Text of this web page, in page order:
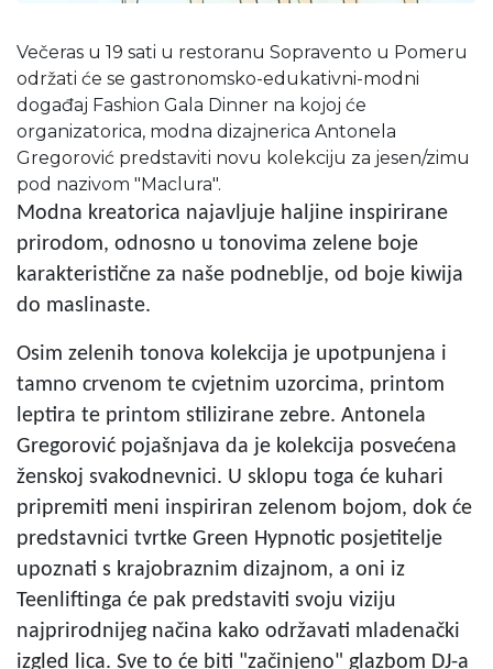
Večeras u 19 sati u restoranu Sopravento u Pomeru
održati će se gastronomsko-edukativni-modni
događaj Fashion Gala Dinner na kojoj će
organizatorica, modna dizajnerica Antonela
Gregorović predstaviti novu kolekciju za jesen/zimu
pod nazivom "Maclura".
Modna kreatorica najavljuje haljine inspirirane
prirodom, odnosno u tonovima zelene boje
karakteristične za naše podneblje, od boje kiwija
do maslinaste.
Osim zelenih tonova kolekcija je upotpunjena i
tamno crvenom te cvjetnim uzorcima, printom
leptira te printom stilizirane zebre. Antonela
Gregorović pojašnjava da je kolekcija posvećena
ženskoj svakodnevnici. U sklopu toga će kuhari
pripremiti meni inspiriran zelenom bojom, dok će
predstavnici tvrtke Green Hypnotic posjetitelje
upoznati s krajobraznim dizajnom, a oni iz
Teenliftinga će pak predstaviti svoju viziju
najprirodnijeg načina kako održavati mladenački
izgled lica. Sve to će biti "začinjeno" glazbom DJ-a